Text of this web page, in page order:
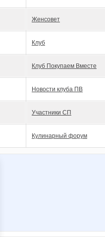
Женсовет
Клуб
Клуб Покупаем Вместе
Новости клуба ПВ
Участники СП
Кулинарный форум